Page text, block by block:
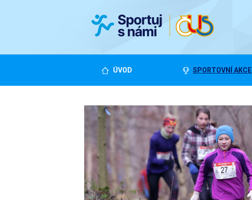
ÚVOD SPORTOVNÍ AKCE